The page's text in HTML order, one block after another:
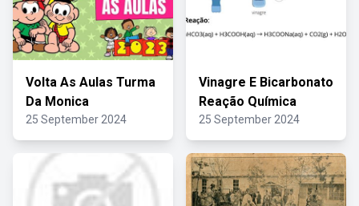
Volta As Aulas Turma
Da Monica
25 September 2024
Vinagre E Bicarbonato
Reação Química
25 September 2024